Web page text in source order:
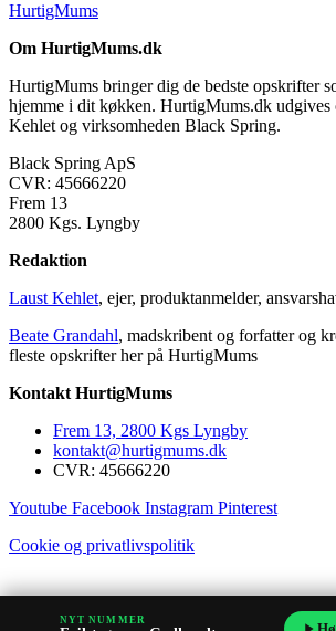
HurtigMums
Om HurtigMums.dk
HurtigMums bringer dig de bedste opskrifter
hjemme i dit køkken. HurtigMums.dk udgives
Kehlet og virksomheden Black Spring.
Black Spring ApS
CVR: 45666220
Frem 13
2800 Kgs. Lyngby
Redaktion
Laust Kehlet, ejer, produktanmelder,
Beate Grandahl, madskribent og forfatter og
fleste opskrifter her på HurtigMums
Kontakt HurtigMums
Frem 13, 2800 Kgs Lyngby
kontakt@hurtigmums.dk
CVR: 45666220
Youtube Facebook Instagram Pinterest
Cookie og privatlivspolitik
Copyright © 2014-2023 HurtigMums. All rights reserved.
NYT NUMMER